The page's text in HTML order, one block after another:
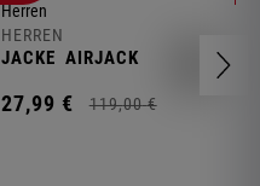
HERREN
JACKE AIRJACK
27,99 € 119,00 €